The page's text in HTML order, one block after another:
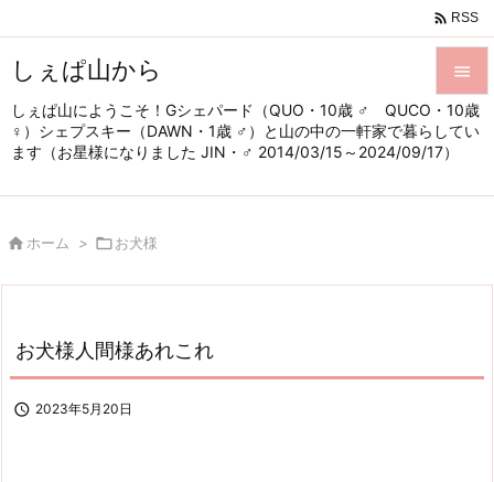
しぇぱ山から
しぇぱ山にようこそ！Gシェパード（QUO・10歳 ♂ QUCO・10歳
♀）シェプスキー（DAWN・1歳 ♂）と山の中の一軒家で暮らしてい
ます（お星様になりました JIN・♂ 2014/03/15～2024/09/17）


メニュ
サイド

 RSS
 ホーム > お犬様
お犬様人間様あれこれ
 2023年5月20日